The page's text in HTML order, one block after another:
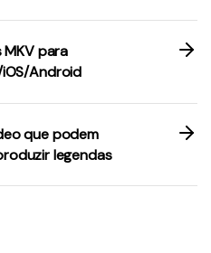
para
Android
que podem
legendas